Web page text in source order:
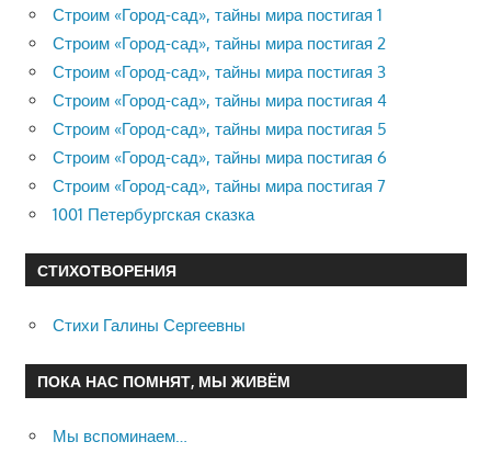
Строим «Город-сад», тайны мира постигая 1
Строим «Город-сад», тайны мира постигая 2
Строим «Город-сад», тайны мира постигая 3
Строим «Город-сад», тайны мира постигая 4
Строим «Город-сад», тайны мира постигая 5
Строим «Город-сад», тайны мира постигая 6
Строим «Город-сад», тайны мира постигая 7
1001 Петербургская сказка
СТИХОТВОРЕНИЯ
Стихи Галины Сергеевны
ПОКА НАС ПОМНЯТ, МЫ ЖИВЁМ
Мы вспоминаем…